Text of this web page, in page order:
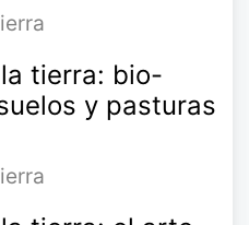
tierra: bio-
y pasturas